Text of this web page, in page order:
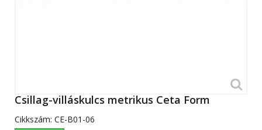
Csillag-villáskulcs metrikus Ceta Form
Cikkszám: CE-B01-06